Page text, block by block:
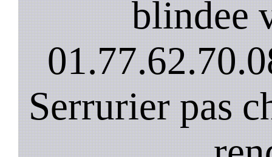
blindee
Serrurier pas